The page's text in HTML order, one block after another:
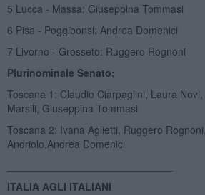
5 Lucca - Massa: Giuseppina Tommasi
6 Pisa - Poggibonsi: Andrea Domenici
7 Livorno - Grosseto: Ruggero Rognoni
Plurinominale Senato:
Toscana 1: Claudio Ciarpaglini, Laura
Marsili, Giuseppina Tommasi
Toscana 2: Ivana Aglietti, Ruggero
Andriolo,Andrea Domenici
ITALIA AGLI ITALIANI